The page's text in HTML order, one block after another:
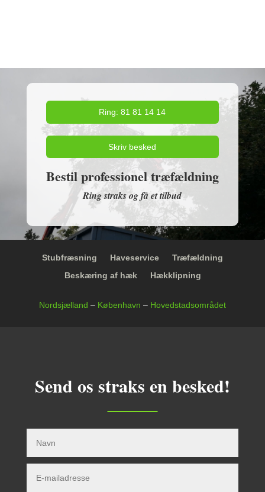
Ring: 81 81 14 14
Skriv besked
Bestil professionel træfældning
Ring straks og få et tilbud
Stubfræsning Haveservice
Træfældning
Beskæring af hæk
Hækklipning
Nordsjælland – København – Hovedstadsområdet
Send os straks en besked!